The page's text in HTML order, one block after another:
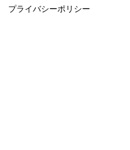
プライバシーポリシー